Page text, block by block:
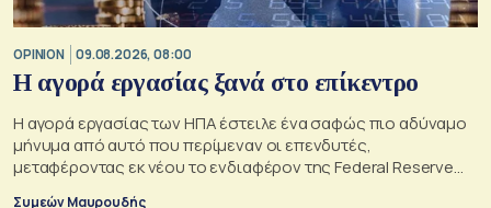
OPINION 09.08.2026, 08:00
Η αγορά εργασίας ξανά στο επίκεντρο
Η αγορά εργασίας των ΗΠΑ έστειλε ένα σαφώς πιο αδύναμο
μήνυμα από αυτό που περίμεναν οι επενδυτές,
μεταφέροντας εκ νέου το ενδιαφέρον της Federal Reserve
στη μέγιστη απασχόληση.
Συμεών Μαυρουδής